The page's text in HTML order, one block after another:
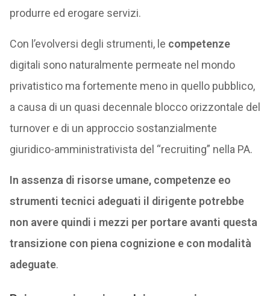
produrre ed erogare servizi.
Con l’evolversi degli strumenti, le competenze
digitali sono naturalmente permeate nel mondo
privatistico ma fortemente meno in quello pubblico,
a causa di un quasi decennale blocco orizzontale del
turnover e di un approccio sostanzialmente
giuridico-amministrativista del “recruiting” nella PA.
In assenza di risorse umane, competenze eo
strumenti tecnici adeguati il dirigente potrebbe
non avere quindi i mezzi per portare avanti questa
transizione con piena cognizione e con modalità
adeguate.